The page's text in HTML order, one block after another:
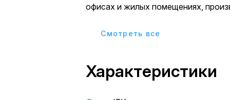
офисах и жилых помещениях,
учреждениях при строительстве
Cмотреть все
Характеристики